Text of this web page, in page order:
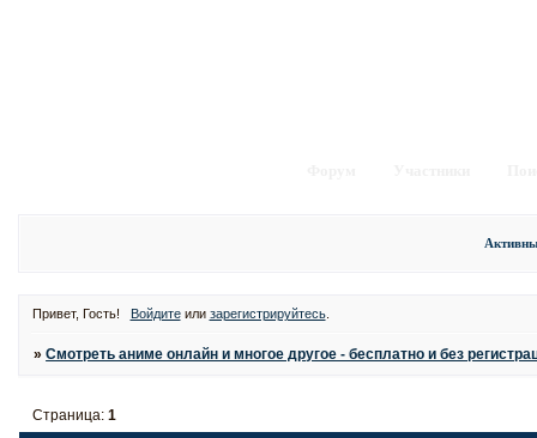
Привет, Гость! Войдитеили зарегистрируйтесь.
»Смотреть аниме онлайн и многое другое - бесплатно и без
Страница:1